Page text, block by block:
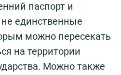
паспорт и
единственные
можно пересекать
на территории
Можно также